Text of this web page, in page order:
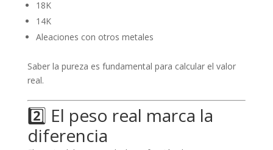
18K
14K
Aleaciones con otros metales
Saber la pureza es fundamental para calcular el valor
real.
2️⃣ El peso real marca la
diferencia